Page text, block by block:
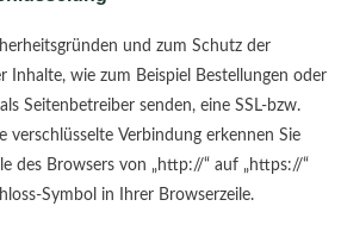
und zum Schutz der
Inhalte, wie zum Beispiel Bestellungen oder
Seitenbetreiber senden, eine SSL-bzw.
verschlüsselte Verbindung erkennen Sie
des Browsers von „http://“ auf „https://“
Symbol in Ihrer Browserzeile.